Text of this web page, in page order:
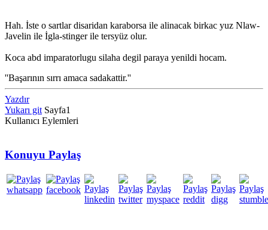
Hah. İste o sartlar disaridan karaborsa ile alinacak birkac yuz Nlaw-
Javelin ile İgla-stinger ile tersyüz olur.
Koca abd imparatorlugu silaha degil paraya yenildi hocam.
''Başarının sırrı amaca sadakattir.''
Yazdır
Yukarı git Sayfa1
Kullanıcı Eylemleri
Konuyu Paylaş